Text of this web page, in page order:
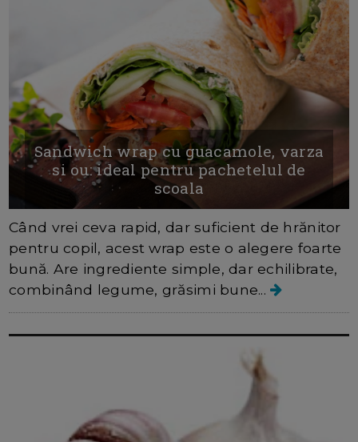
Sandwich wrap cu guacamole, varza
si ou: ideal pentru pachetelul de
scoala
Când vrei ceva rapid, dar suficient de hrănitor
pentru copil, acest wrap este o alegere foarte
bună. Are ingrediente simple, dar echilibrate,
combinând legume, grăsimi bune...